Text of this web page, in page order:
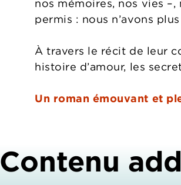
nos mémoires, nos vies
permis : nous n’avons
À travers le récit de leur
histoire d’amour, les
Un roman émouvant et
Contenu